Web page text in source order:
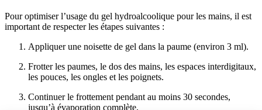
Pour optimiser l’usage du gel hydroalcoolique pour les mains, il est
important de respecter les étapes suivantes :
Appliquer une noisette de gel dans la paume (environ 3 ml).
Frotter les paumes, le dos des mains, les espaces interdigitaux,
les pouces, les ongles et les poignets.
Continuer le frottement pendant au moins 30 secondes,
jusqu’à évaporation complète.